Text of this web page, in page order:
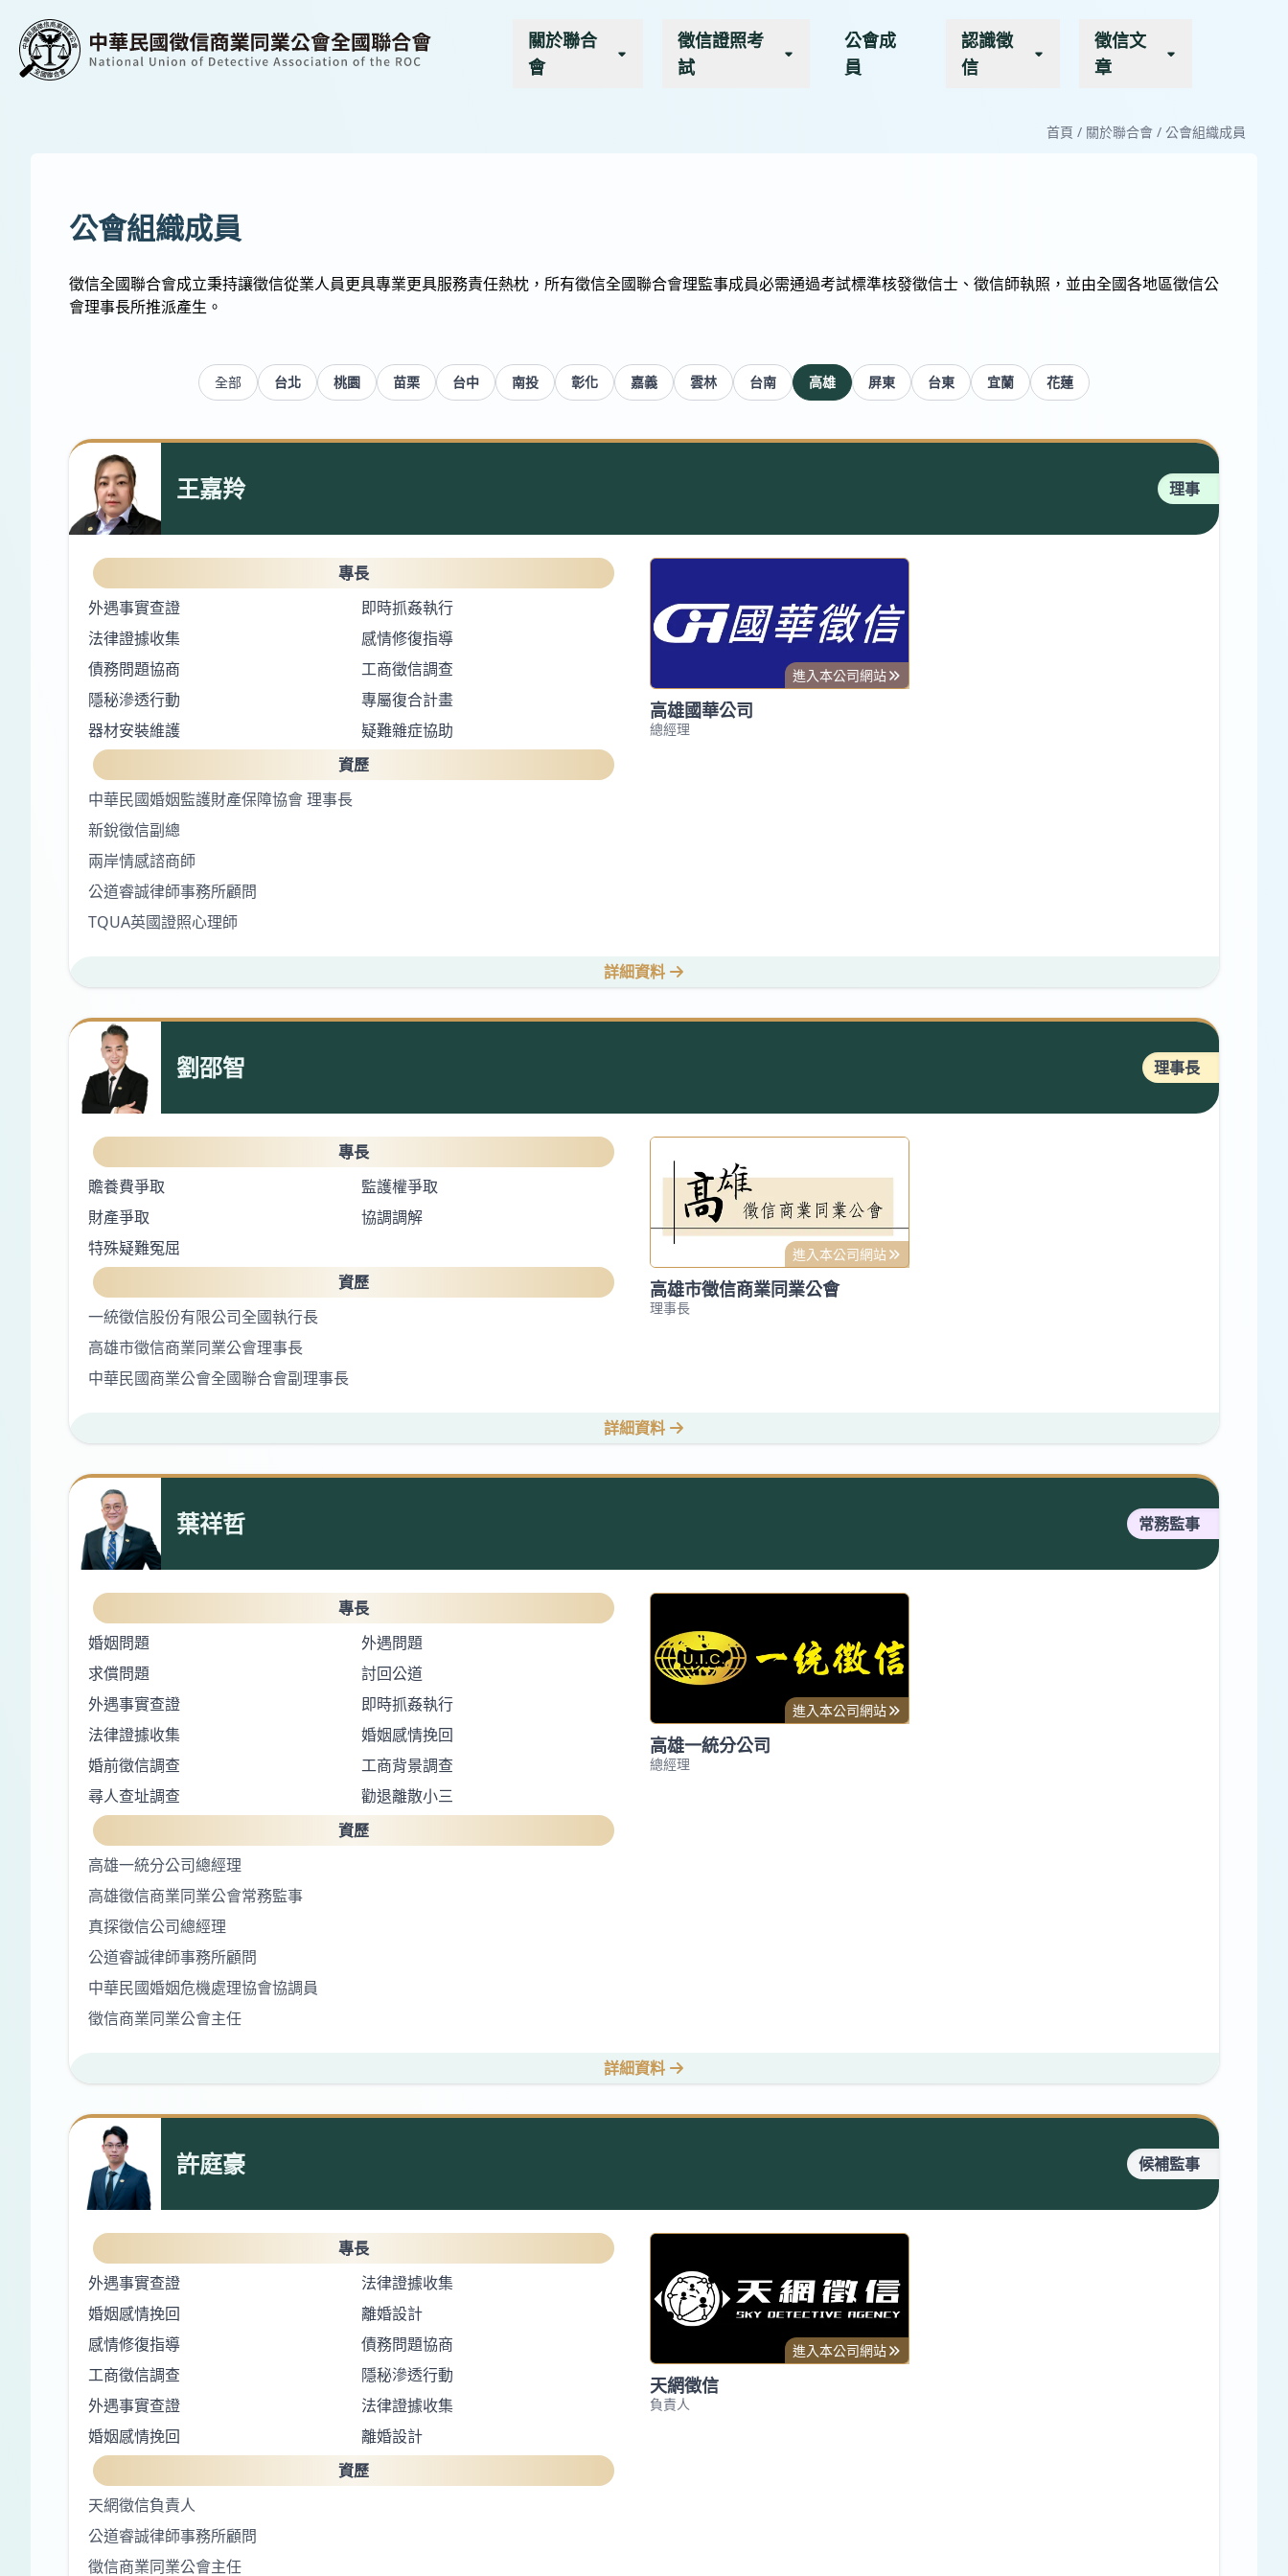
關於聯合
會
徵信證照考
試
公會成
員
認識徵
信
徵信文
章
首頁 / 關於聯合會 / 公會組織成員
公會組織成員
徵信全國聯合會成立秉持讓徵信從業人員更具專業更具服務責任熱枕，所有徵信全國聯合會理監事成員必需通過考試標準核發徵信士、徵信師執照，並由全國各地區徵信公
會理事長所推派產生。
全部 台北 桃園 苗栗 台中 南投 彰化 嘉義 雲林 台南 高雄 屏東 台東 宜蘭 花蓮
王嘉羚 理事
專長
外遇事實查證
即時抓姦執行
法律證據收集
感情修復指導
債務問題協商
工商徵信調查
隱秘滲透行動
專屬復合計畫
器材安裝維護
疑難雜症協助
資歷
中華民國婚姻監護財產保障協會 理事長
新銳徵信副總
兩岸情感諮商師
公道睿誠律師事務所顧問
TQUA英國證照心理師
進入本公司網站
高雄國華公司
總經理
詳細資料
劉邵智 理事長
專長
贍養費爭取
監護權爭取
財產爭取
協調調解
特殊疑難冤屈
資歷
一統徵信股份有限公司全國執行長
高雄市徵信商業同業公會理事長
中華民國商業公會全國聯合會副理事長
進入本公司網站
高雄市徵信商業同業公會
理事長
詳細資料
葉祥哲 常務監事
專長
婚姻問題
外遇問題
求償問題
討回公道
外遇事實查證
即時抓姦執行
法律證據收集
婚姻感情挽回
婚前徵信調查
工商背景調查
尋人查址調查
勸退離散小三
資歷
高雄一統分公司總經理
高雄徵信商業同業公會常務監事
真探徵信公司總經理
公道睿誠律師事務所顧問
中華民國婚姻危機處理協會協調員
徵信商業同業公會主任
進入本公司網站
高雄一統分公司
總經理
詳細資料
許庭豪 候補監事
專長
外遇事實查證
法律證據收集
婚姻感情挽回
離婚設計
感情修復指導
債務問題協商
工商徵信調查
隱秘滲透行動
外遇事實查證
法律證據收集
婚姻感情挽回
離婚設計
資歷
天網徵信負責人
公道睿誠律師事務所顧問
徵信商業同業公會主任
進入本公司網站
天網徵信
負責人